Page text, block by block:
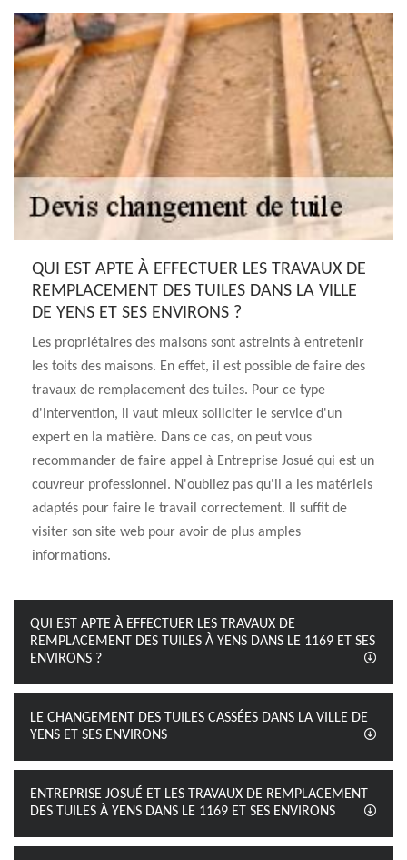
QUI EST APTE À EFFECTUER LES TRAVAUX DE
REMPLACEMENT DES TUILES DANS LA VILLE
DE YENS ET SES ENVIRONS ?
Les propriétaires des maisons sont astreints à entretenir
les toits des maisons. En effet, il est possible de faire des
travaux de remplacement des tuiles. Pour ce type
d'intervention, il vaut mieux solliciter le service d'un
expert en la matière. Dans ce cas, on peut vous
recommander de faire appel à Entreprise Josué qui est un
couvreur professionnel. N'oubliez pas qu'il a les matériels
adaptés pour faire le travail correctement. Il suffit de
visiter son site web pour avoir de plus amples
informations.
QUI EST APTE À EFFECTUER LES TRAVAUX DE
REMPLACEMENT DES TUILES À YENS DANS LE 1169 ET SES
ENVIRONS ?
LE CHANGEMENT DES TUILES CASSÉES DANS LA VILLE DE
YENS ET SES ENVIRONS
ENTREPRISE JOSUÉ ET LES TRAVAUX DE REMPLACEMENT
DES TUILES À YENS DANS LE 1169 ET SES ENVIRONS